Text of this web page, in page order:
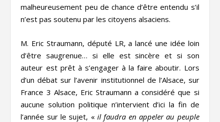
malheureusement peu de chance d’être entendu s’il
n’est pas soutenu par les citoyens alsaciens.
M. Eric Straumann, député LR, a lancé une idée loin
d’être saugrenue… si elle est sincère et si son
auteur est prêt à s’engager à la faire aboutir. Lors
d’un débat sur l’avenir institutionnel de l’Alsace, sur
France 3 Alsace, Eric Straumann a considéré que si
aucune solution politique n’intervient d’ici la fin de
l’année sur le sujet, « il faudra en appeler au peuple